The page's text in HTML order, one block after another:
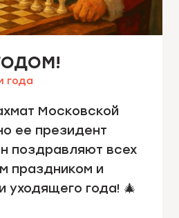
года
Московской
ее президент
поздравляют всех
праздником и
уходящего года! 🎄